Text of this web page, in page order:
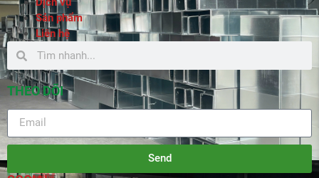
Sản phẩm
Liên hệ
THEO DÕI
Send